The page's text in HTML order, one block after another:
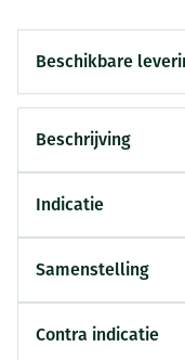
Beschikbare
Beschrijving
Indicatie
Samenstelling
Contra indicatie